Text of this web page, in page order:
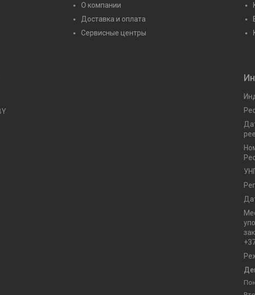
О компании
Доставка и оплата
Сервисные центры